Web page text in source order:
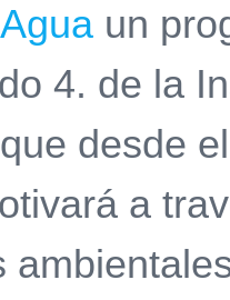
un
4. de la
desde
a